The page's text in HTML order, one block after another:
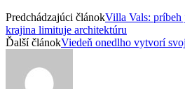
Predchádzajúci článokVilla Vals:
krajina limituje architektúru
Ďalší článokViedeň onedlho vytvorí